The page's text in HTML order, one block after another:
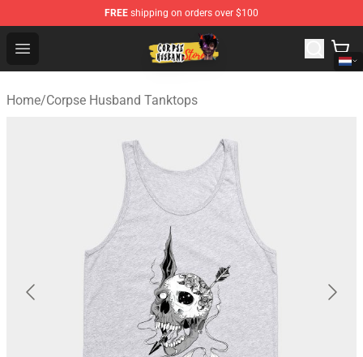
FREE shipping on orders over $100
Open menu
Corpse Husband Shop - Official Corpse Husband
Home/Corpse Husband Tanktops